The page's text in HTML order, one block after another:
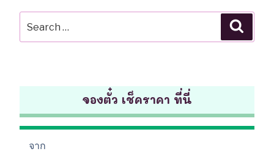
for:
จองตั๋ว เช็คราคา ที่นี่